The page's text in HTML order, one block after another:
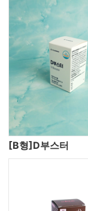
[B형]D부스터